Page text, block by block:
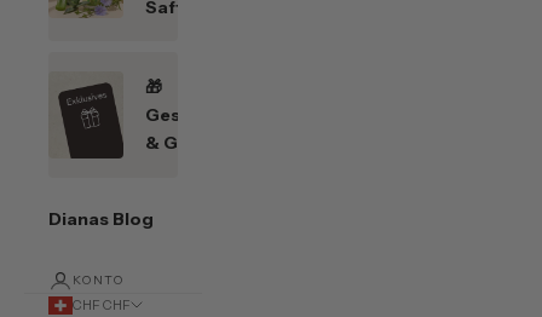
Saft
🎁
Geschenkefinder
& Gutscheine
Dianas Blog
KONTO
CHF CHF